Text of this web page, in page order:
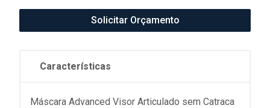
Solicitar Orçamento
Características
Máscara Advanced Visor Articulado sem Catraca